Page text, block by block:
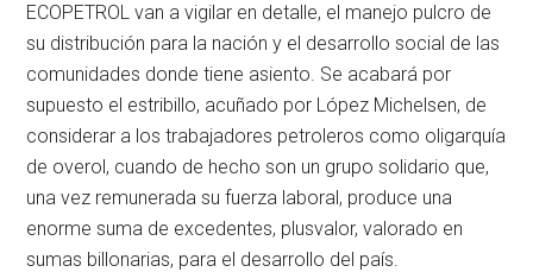
ECOPETROL van a vigilar en detalle, el manejo pulcro de
su distribución para la nación y el desarrollo social de las
comunidades donde tiene asiento. Se acabará por
supuesto el estribillo, acuñado por López Michelsen, de
considerar a los trabajadores petroleros como oligarquía
de overol, cuando de hecho son un grupo solidario que,
una vez remunerada su fuerza laboral, produce una
enorme suma de excedentes, plusvalor, valorado en
sumas billonarias, para el desarrollo del país.